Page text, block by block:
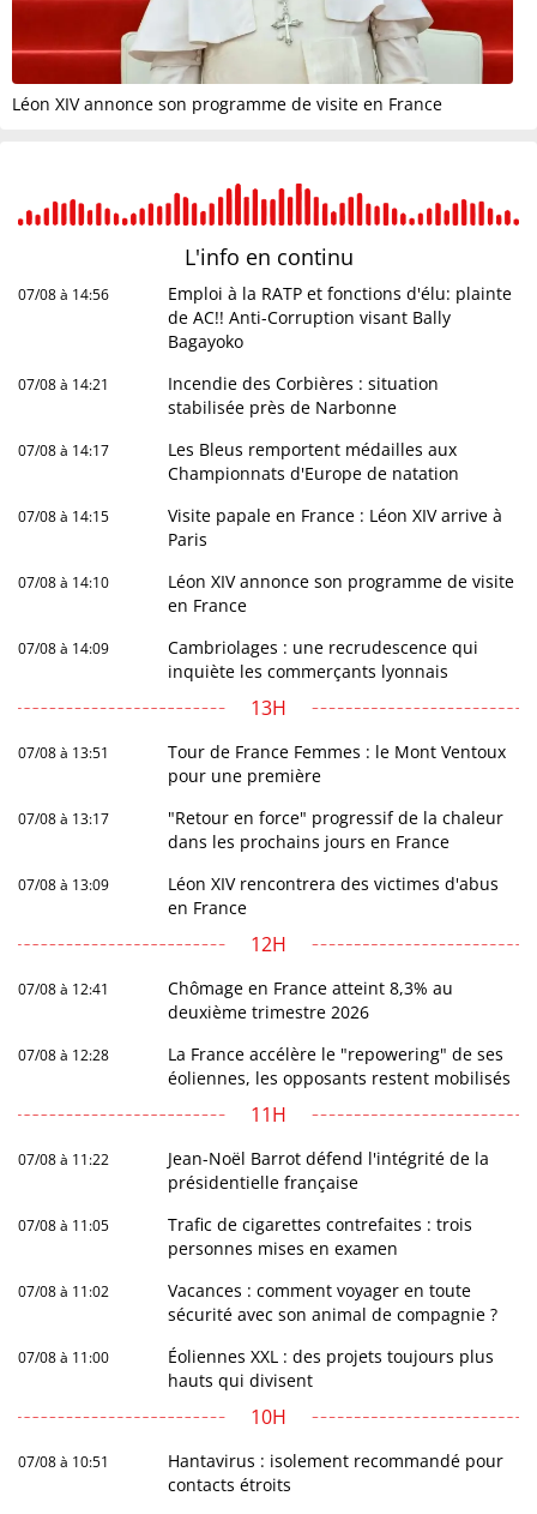
Léon XIV annonce son programme de visite en France
L'info en continu
07/08 à 14:56
Emploi à la RATP et fonctions d'élu: plainte
de AC!! Anti-Corruption visant Bally
Bagayoko
07/08 à 14:21
Incendie des Corbières : situation
stabilisée près de Narbonne
07/08 à 14:17
Les Bleus remportent médailles aux
Championnats d'Europe de natation
07/08 à 14:15
Visite papale en France : Léon XIV arrive à
Paris
07/08 à 14:10
Léon XIV annonce son programme de visite
en France
07/08 à 14:09
Cambriolages : une recrudescence qui
inquiète les commerçants lyonnais
13H
07/08 à 13:51
Tour de France Femmes : le Mont Ventoux
pour une première
07/08 à 13:17
"Retour en force" progressif de la chaleur
dans les prochains jours en France
07/08 à 13:09
Léon XIV rencontrera des victimes d'abus
en France
12H
07/08 à 12:41
Chômage en France atteint 8,3% au
deuxième trimestre 2026
07/08 à 12:28
La France accélère le "repowering" de ses
éoliennes, les opposants restent mobilisés
11H
07/08 à 11:22
Jean-Noël Barrot défend l'intégrité de la
présidentielle française
07/08 à 11:05
Trafic de cigarettes contrefaites : trois
personnes mises en examen
07/08 à 11:02
Vacances : comment voyager en toute
sécurité avec son animal de compagnie ?
07/08 à 11:00
Éoliennes XXL : des projets toujours plus
hauts qui divisent
10H
07/08 à 10:51
Hantavirus : isolement recommandé pour
contacts étroits